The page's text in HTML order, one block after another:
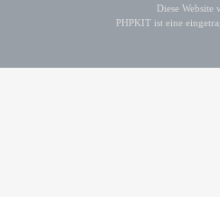
Diese
PHPKIT ist eine